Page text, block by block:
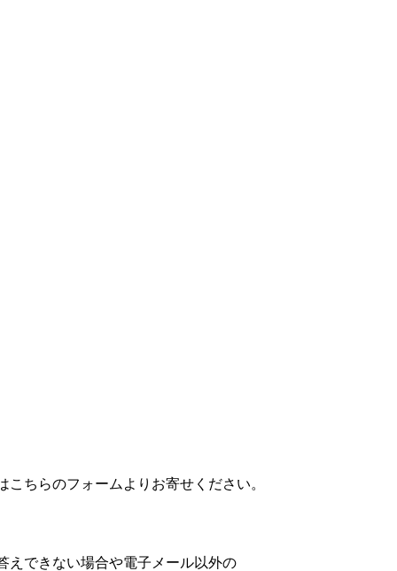
ちらのフォームよりお寄せください。
えできない場合や電子メール以外の